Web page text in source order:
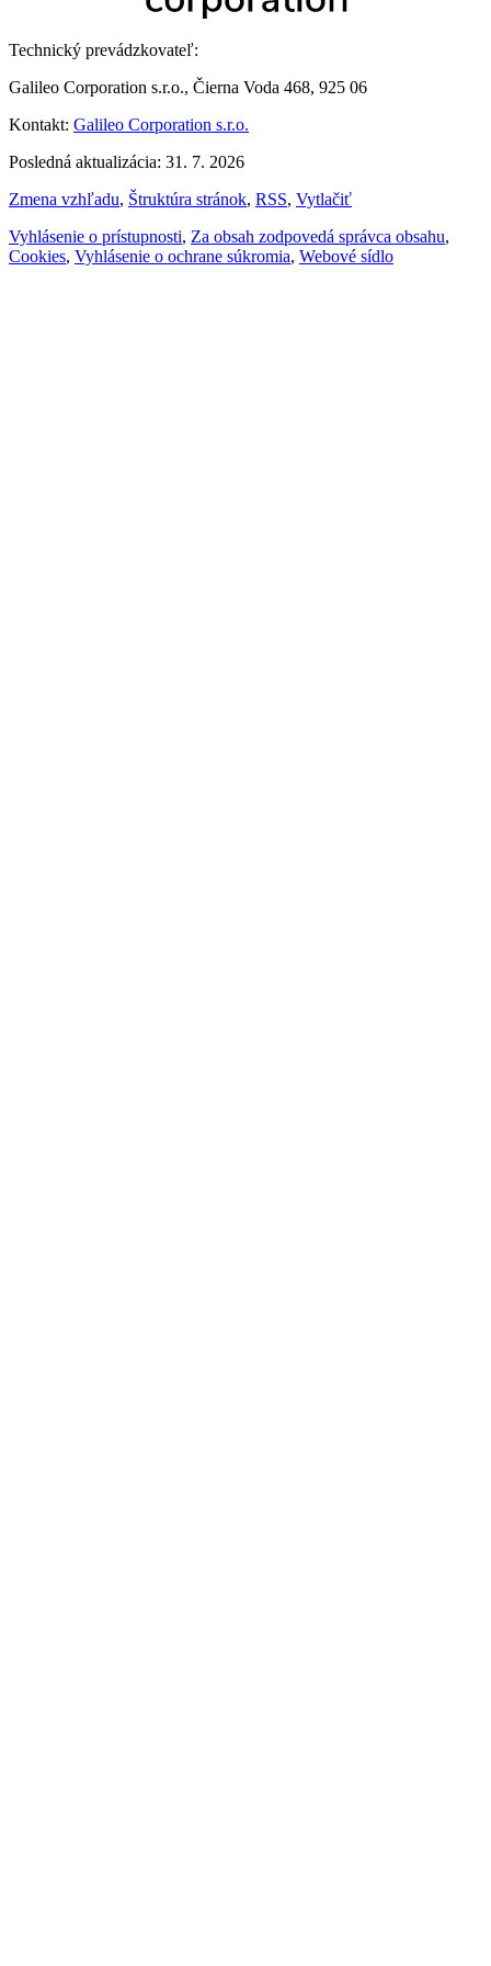
Technický prevádzkovateľ:
Galileo Corporation s.r.o., Čierna Voda 468, 925 06
Kontakt: Galileo Corporation s.r.o.
Posledná aktualizácia: 31. 7. 2026
Zmena vzhľadu, Štruktúra stránok, RSS, Vytlačiť
Vyhlásenie o prístupnosti, Za obsah zodpovedá správca obsahu,
Cookies, Vyhlásenie o ochrane súkromia, Webové sídlo